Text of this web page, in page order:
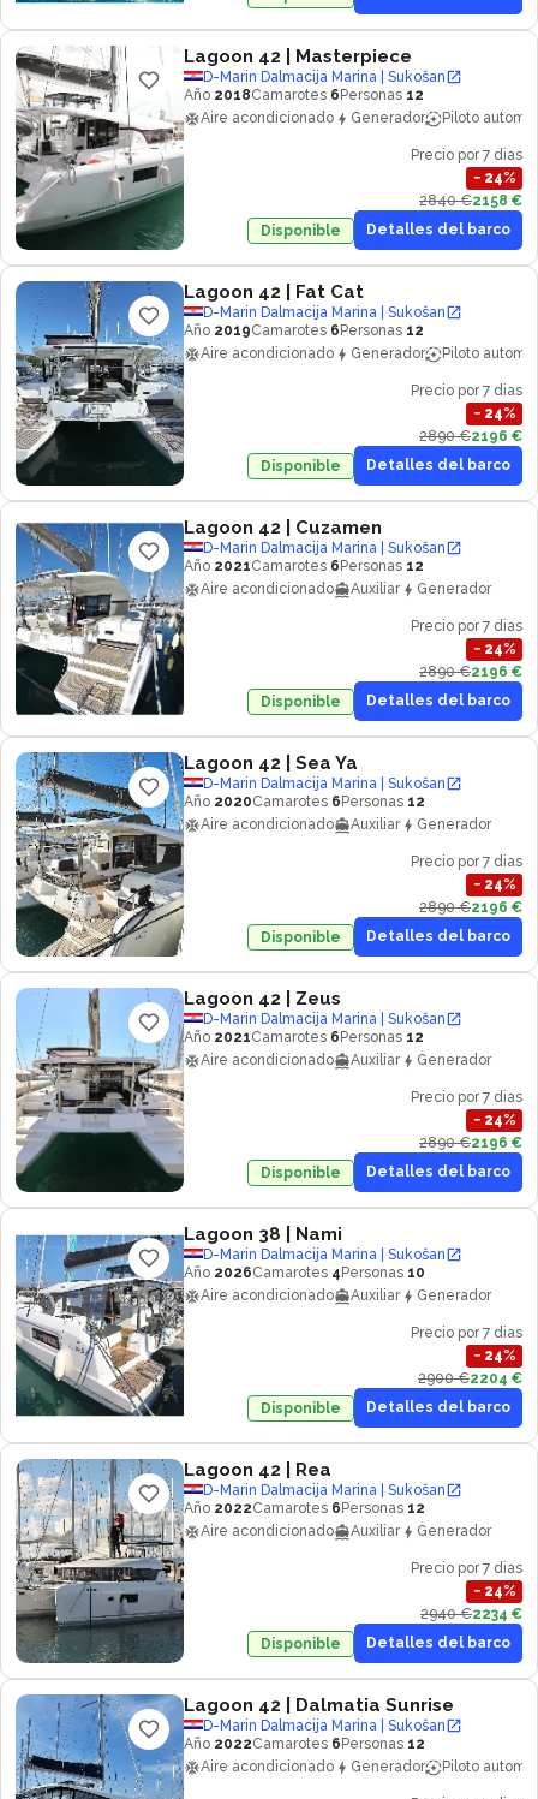
Lagoon 42 | Masterpiece
D-Marin Dalmacija Marina | Sukošan
Año 2018Camarotes 6 Personas 12
Aire acondicionado
Generador Piloto
Precio por 7 dias
− 24%
2840 €2158 €
Disponible
Detalles del barco
Lagoon 42 | Fat Cat
D-Marin Dalmacija Marina | Sukošan
Año 2019Camarotes 6 Personas 12
Aire acondicionado
Generador Piloto
Precio por 7 dias
− 24%
2890 €2196 €
Disponible
Detalles del barco
Lagoon 42 | Cuzamen
D-Marin Dalmacija Marina | Sukošan
Año 2021Camarotes 6 Personas 12
Aire acondicionado
Auxiliar Generador
Precio por 7 dias
− 24%
2890 €2196 €
Disponible
Detalles del barco
Lagoon 42 | Sea Ya
D-Marin Dalmacija Marina | Sukošan
Año 2020Camarotes 6 Personas 12
Aire acondicionado
Auxiliar Generador
Precio por 7 dias
− 24%
2890 €2196 €
Disponible
Detalles del barco
Lagoon 42 | Zeus
D-Marin Dalmacija Marina | Sukošan
Año 2021Camarotes 6 Personas 12
Aire acondicionado
Auxiliar Generador
Precio por 7 dias
− 24%
2890 €2196 €
Disponible
Detalles del barco
Lagoon 38 | Nami
D-Marin Dalmacija Marina | Sukošan
Año 2026Camarotes 4 Personas 10
Aire acondicionado
Auxiliar Generador
Precio por 7 dias
− 24%
2900 €2204 €
Disponible
Detalles del barco
Lagoon 42 | Rea
D-Marin Dalmacija Marina | Sukošan
Año 2022Camarotes 6 Personas 12
Aire acondicionado
Auxiliar Generador
Precio por 7 dias
− 24%
2940 €2234 €
Disponible
Detalles del barco
Lagoon 42 | Dalmatia Sunrise
D-Marin Dalmacija Marina | Sukošan
Año 2022Camarotes 6 Personas 12
Aire acondicionado
Generador Piloto